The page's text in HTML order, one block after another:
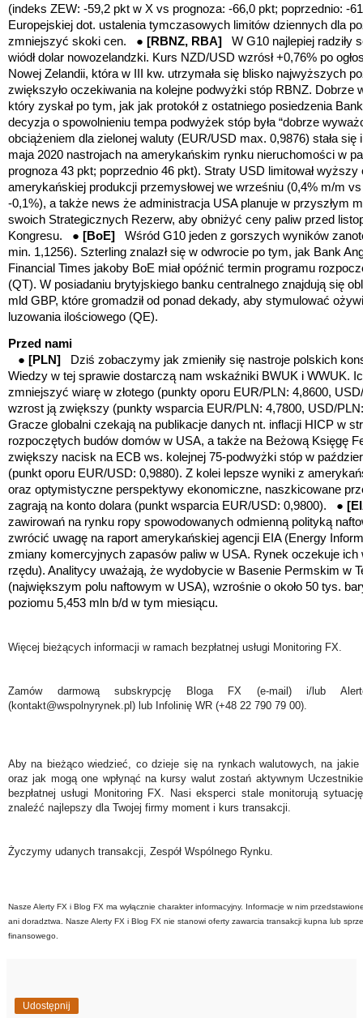
(indeks ZEW: -59,2 pkt w X vs prognoza: -66,0 pkt; poprzednio: -
Europejskiej dot. ustalenia tymczasowych limitów dziennych dla
zmniejszyć skoki cen. ● [RBNZ, RBA] W G10 najlepiej radziły
wiódł dolar nowozelandzki. Kurs NZD/USD wzrósł +0,76% po
Nowej Zelandii, która w III kw. utrzymała się blisko najwyższych
zwiększyło oczekiwania na kolejne podwyżki stóp RBNZ. Dobrze
który zyskał po tym, jak jak protokół z ostatniego posiedzenia
decyzja o spowolnieniu tempa podwyżek stóp była “dobrze
obciążeniem dla zielonej waluty (EUR/USD max. 0,9876) stała
maja 2020 nastrojach na amerykańskim rynku nieruchomości w
prognoza 43 pkt; poprzednio 46 pkt). Straty USD limitował
amerykańskiej produkcji przemysłowej we wrześniu (0,4% m/m
-0,1%), a także news że administracja USA planuje w przyszłym
swoich Strategicznych Rezerw, aby obniżyć ceny paliw przed
Kongresu. ● [BoE] Wśród G10 jeden z gorszych wyników
min. 1,1256). Szterling znalazł się w odwrocie po tym, jak Bank
Financial Times jakoby BoE miał opóźnić termin programu
(QT). W posiadaniu brytyjskiego banku centralnego znajdują się
mld GBP, które gromadził od ponad dekady, aby stymulować
luzowania ilościowego (QE).
Przed nami
● [PLN]
Dziś zobaczymy jak zmieniły się nastroje polskich
Wiedzy w tej sprawie dostarczą nam wskaźniki BWUK i WWUK.
zmniejszyć wiarę w złotego (punkty oporu EUR/PLN: 4,8600,
wzrost ją zwiększy (punkty wsparcia EUR/PLN: 4,7800, USD/
Gracze globalni czekają na publikacje danych nt. inflacji HICP w
rozpoczętych budów domów w USA, a także na Beżową Księgę
zwiększy nacisk na ECB ws. kolejnej 75-podwyżki stóp w
(punkt oporu EUR/USD: 0,9880). Z kolei lepsze wyniki z
oraz optymistyczne perspektywy ekonomiczne, naszkicowane
zagrają na konto dolara (punkt wsparcia EUR/USD: 0,9800). ●
zawirowań na rynku ropy spowodowanych odmienną polityką
zwrócić uwagę na raport amerykańskiej agencji EIA (Energy
zmiany komercyjnych zapasów paliw w USA. Rynek oczekuje ich
rzędu). Analitycy uważają, że wydobycie w Basenie Permskim w
(największym polu naftowym w USA), wzrośnie o około 50 tys.
poziomu 5,453 mln b/d w tym miesiącu.
Więcej bieżących informacji w ramach bezpłatnej usługi Monitoring FX.
Zamów darmową subskrypcję Bloga FX (e-mail) i/lub
(kontakt@wspolnyrynek.pl) lub Infolinię WR (+48 22 790 79 00).
Aby na bieżąco wiedzieć, co dzieje się na rynkach walutowych, na
oraz jak mogą one wpłynąć na kursy walut zostań aktywnym
bezpłatnej usługi Monitoring FX. Nasi eksperci stale monitorują
znaleźć najlepszy dla Twojej firmy moment i kurs transakcji.
Życzymy udanych transakcji, Zespół Wspólnego Rynku.
Nasze Alerty FX i Blog FX ma wyłącznie charakter informacyjny. Informacje w nim
ani doradztwa. Nasze Alerty FX i Blog FX nie stanowi oferty zawarcia transakcji kupna lub
finansowego.
Udostępnij